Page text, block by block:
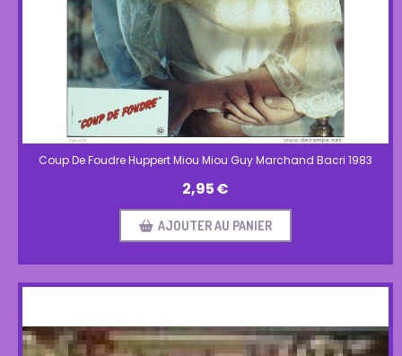
Coup De Foudre Huppert Miou Miou Guy Marchand Bacri 1983
2,95€
AJOUTER AU PANIER